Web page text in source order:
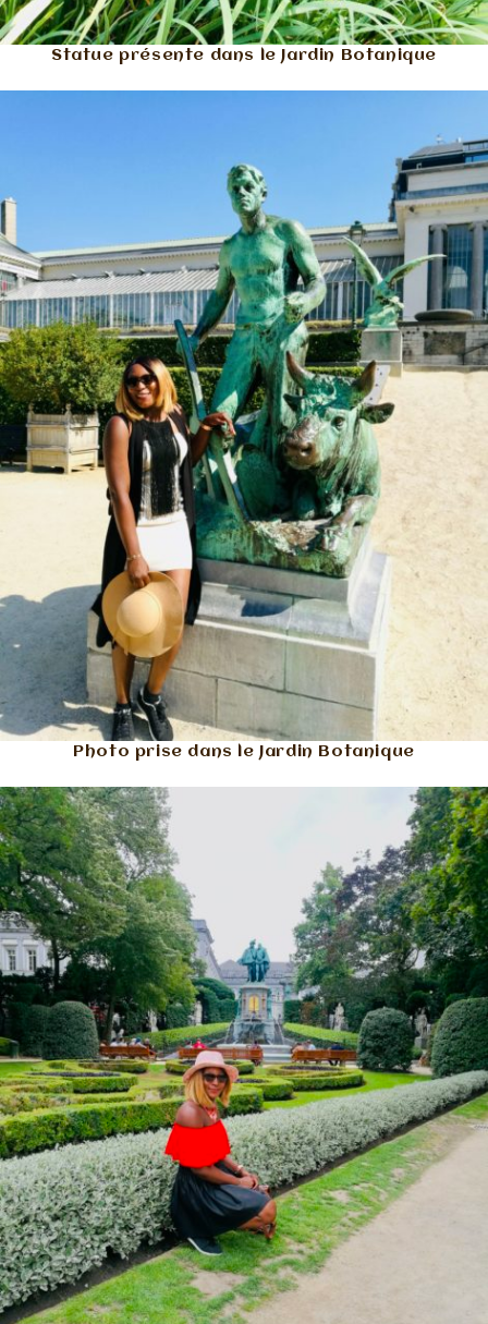
Statue présente dans le Jardin Botanique
Photo prise dans le Jardin Botanique